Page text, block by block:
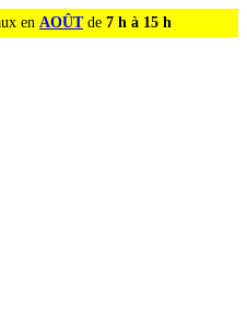
en AOÛTde 7 h à 15 h